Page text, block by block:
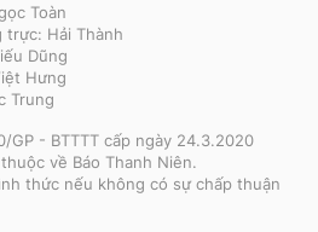
Toàn
Hải Thành
Dũng
Hưng
Trung
GP - BTTTT cấp ngày 24.3.2020
về Báo Thanh Niên.
thức nếu không có sự chấp thuận